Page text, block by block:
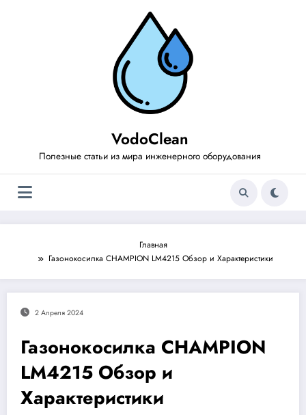
VodoClean
Полезные статьи из мира инженерного оборудования
Главная
Газонокосилка CHAMPION LM4215 Обзор и Характеристики
2 Апреля 2024
Газонокосилка CHAMPION
LM4215 Обзор и
Характеристики